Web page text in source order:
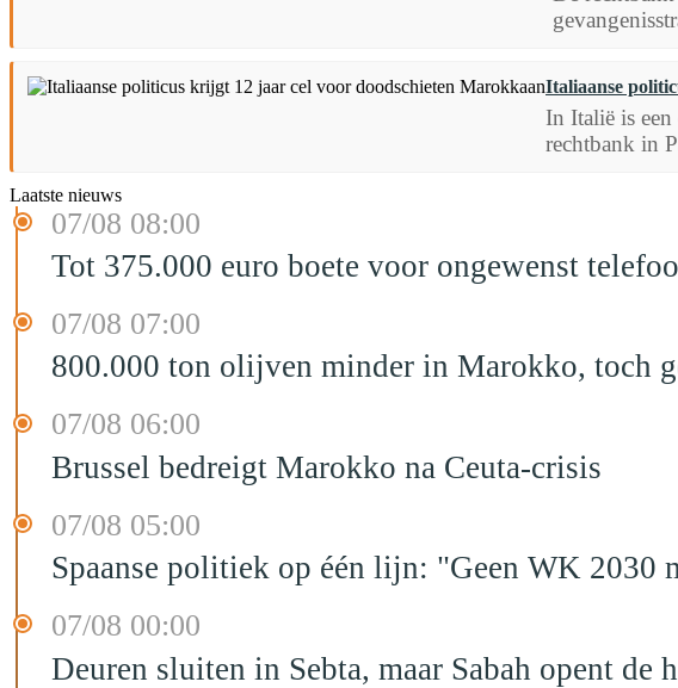
Italiaanse
In Italië is
rechtbank in
Laatste nieuws
07/08 08:00
Tot 375.000 euro boete voor ongewenst
07/08 07:00
800.000 ton olijven minder in Marokko, toch
07/08 06:00
Brussel bedreigt Marokko na Ceuta-crisis
07/08 05:00
Spaanse politiek op één lijn: "Geen WK 2030
07/08 00:00
Deuren sluiten in Sebta, maar Sabah opent de